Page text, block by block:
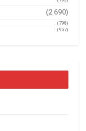
(2 690)
(798)
(957)